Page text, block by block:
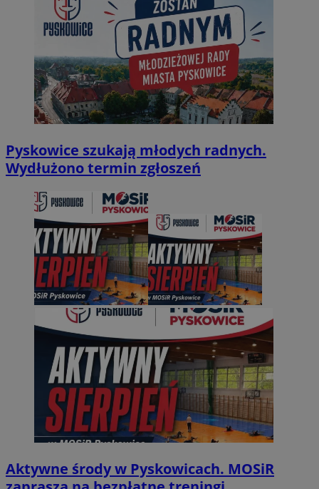
Pyskowice szukają młodych radnych.
Wydłużono termin zgłoszeń
Aktywne środy w Pyskowicach. MOSiR